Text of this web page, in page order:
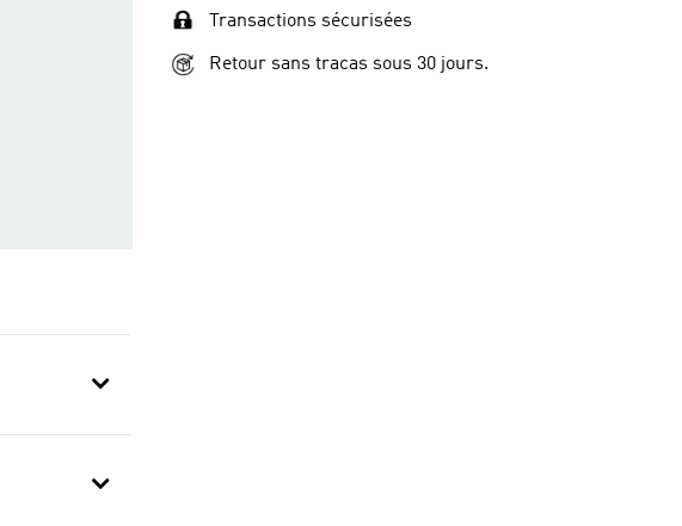
Transactions sécurisées
Retour sans tracas sous 30 jours.